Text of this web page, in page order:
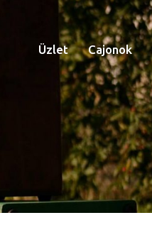
Üzlet Cajonok